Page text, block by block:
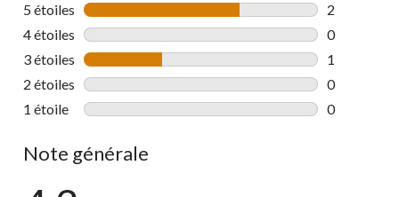
5 étoiles étoiles
2
2
4 étoiles étoiles
0
0
3 étoiles étoiles
1
1
2 étoiles étoiles
0
0
1 étoile étoiles
0
Note générale